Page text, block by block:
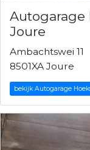
Autogarage
Joure
Ambachtswei 11
8501XA Joure
bekijk Autogarage